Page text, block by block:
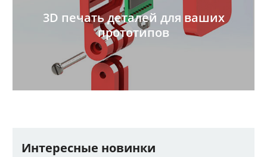
3D печать деталей для ваших
прототипов
Интересные новинки